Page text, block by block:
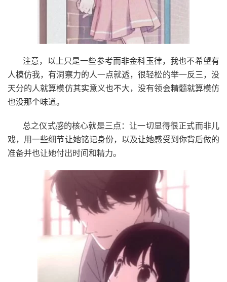
注意，以上只是一些参考而非金科玉律，我也不希望有
人模仿我，有洞察力的人一点就透，很轻松的举一反三，没
天分的人就算模仿其实意义也不大，没有领会精髓就算模仿
也没那个味道。
总之仪式感的核心就是三点：让一切显得很正式而非儿
戏，用一些细节让她铭记身份，以及让她感受到你背后做的
准备并也让她付出时间和精力。